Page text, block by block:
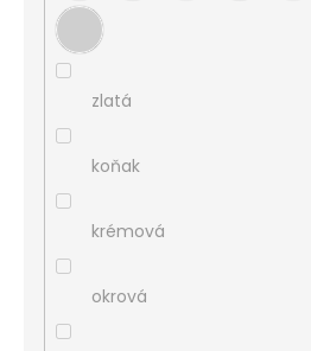
zlatá
koňak
krémová
okrová